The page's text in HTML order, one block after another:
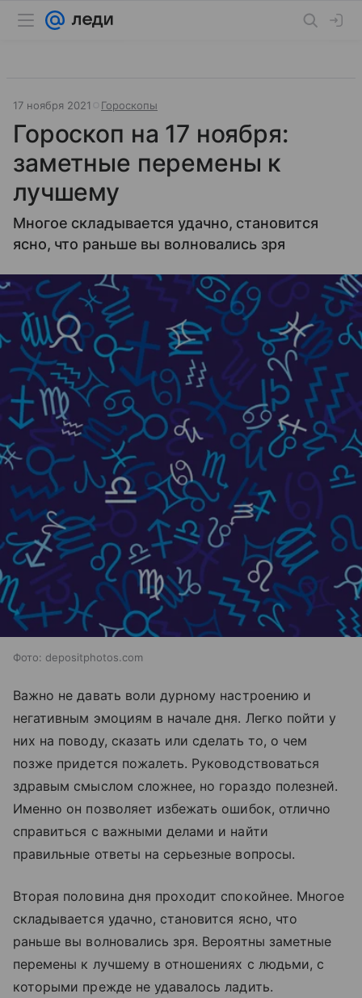
17 ноября 2021 Гороскопы
Гороскоп на 17 ноября:
заметные перемены к
лучшему
Многое складывается удачно, становится
ясно, что раньше вы волновались зря
Фото: depositphotos.com
Важно не давать воли дурному настроению и
негативным эмоциям в начале дня. Легко пойти у
них на поводу, сказать или сделать то, о чем
позже придется пожалеть. Руководствоваться
здравым смыслом сложнее, но гораздо полезней.
Именно он позволяет избежать ошибок, отлично
справиться с важными делами и найти
правильные ответы на серьезные вопросы.
Вторая половина дня проходит спокойнее. Многое
складывается удачно, становится ясно, что
раньше вы волновались зря. Вероятны заметные
перемены к лучшему в отношениях с людьми, с
которыми прежде не удавалось ладить.